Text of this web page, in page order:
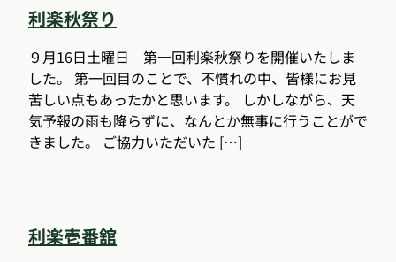
利楽秋祭り
９月16日土曜日 第一回利楽秋祭りを開催いたしま
した。 第一回目のことで、不慣れの中、皆様にお見
苦しい点もあったかと思います。 しかしながら、天
気予報の雨も降らずに、なんとか無事に行うことがで
きました。 ご協力いただいた […]
利楽壱番舘